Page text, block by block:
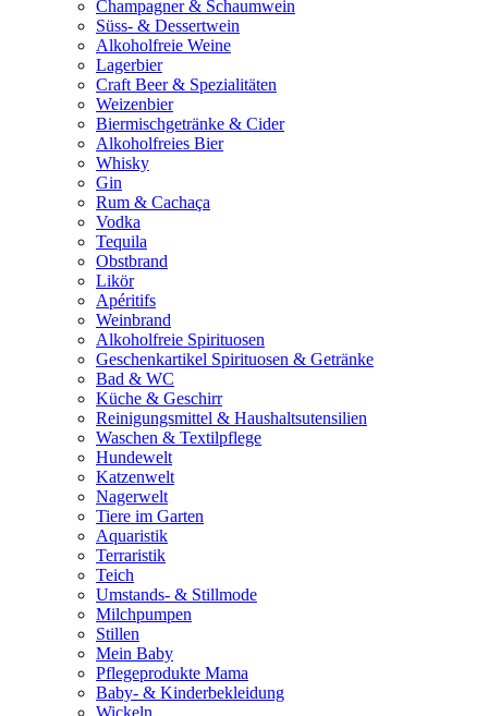
Champagner & Schaumwein
Süss- & Dessertwein
Alkoholfreie Weine
Lagerbier
Craft Beer & Spezialitäten
Weizenbier
Biermischgetränke & Cider
Alkoholfreies Bier
Whisky
Gin
Rum & Cachaça
Vodka
Tequila
Obstbrand
Likör
Apéritifs
Weinbrand
Alkoholfreie Spirituosen
Geschenkartikel Spirituosen & Getränke
Bad & WC
Küche & Geschirr
Reinigungsmittel & Haushaltsutensilien
Waschen & Textilpflege
Hundewelt
Katzenwelt
Nagerwelt
Tiere im Garten
Aquaristik
Terraristik
Teich
Umstands- & Stillmode
Milchpumpen
Stillen
Mein Baby
Pflegeprodukte Mama
Baby- & Kinderbekleidung
Wickeln